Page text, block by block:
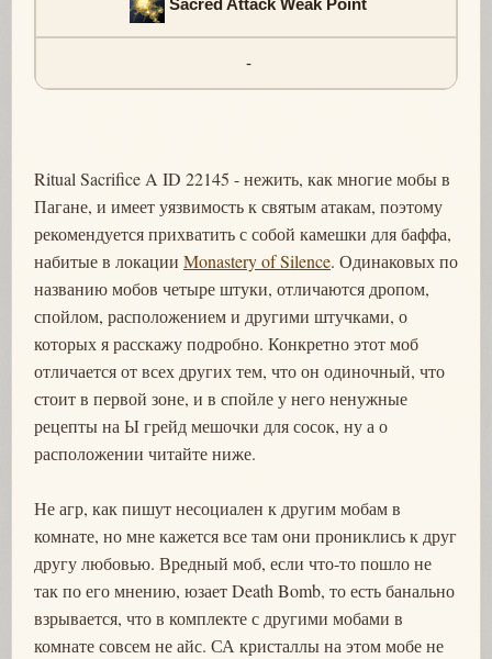
Sacred Attack Weak Point
-
Ritual Sacrifice A ID 22145 - нежить, как многие мобы в
Пагане, и имеет уязвимость к святым атакам, поэтому
рекомендуется прихватить с собой камешки для баффа,
набитые в локации Monastery of Silence. Одинаковых по
названию мобов четыре штуки, отличаются дропом,
спойлом, расположением и другими штучками, о
которых я расскажу подробно. Конкретно этот моб
отличается от всех других тем, что он одиночный, что
стоит в первой зоне, и в спойле у него ненужные
рецепты на Ы грейд мешочки для сосок, ну а о
расположении читайте ниже.
Не агр, как пишут несоциален к другим мобам в
комнате, но мне кажется все там они прониклись к друг
другу любовью. Вредный моб, если что-то пошло не
так по его мнению, юзает Death Bomb, то есть банально
взрывается, что в комплекте с другими мобами в
комнате совсем не айс. СА кристаллы на этом мобе не